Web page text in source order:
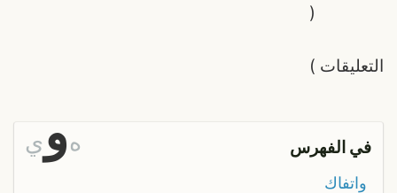
التعليقات
(
)
في الفهرس هو ي
واتفاك